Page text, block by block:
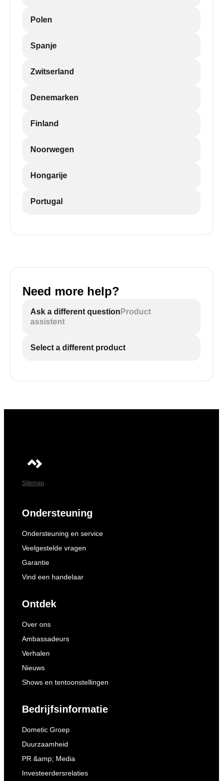
Polen
Spanje
Zwitserland
Denemarken
Finland
Noorwegen
Hongarije
Portugal
Need more help?
Ask a different question Product
assistent
Select a different product
Sitemap
Ondersteuning
Ondersteuning en service
Veelgestelde vragen
Garantie
Vind een handelaar
Ontdek
Over ons
Ambassadeurs
Verhalen
Nieuws
Shows en tentoonstellingen
Bedrijfsinformatie
Dometic Groep
Duurzaamheid
PR &amp; Media
Investeerdersrelaties